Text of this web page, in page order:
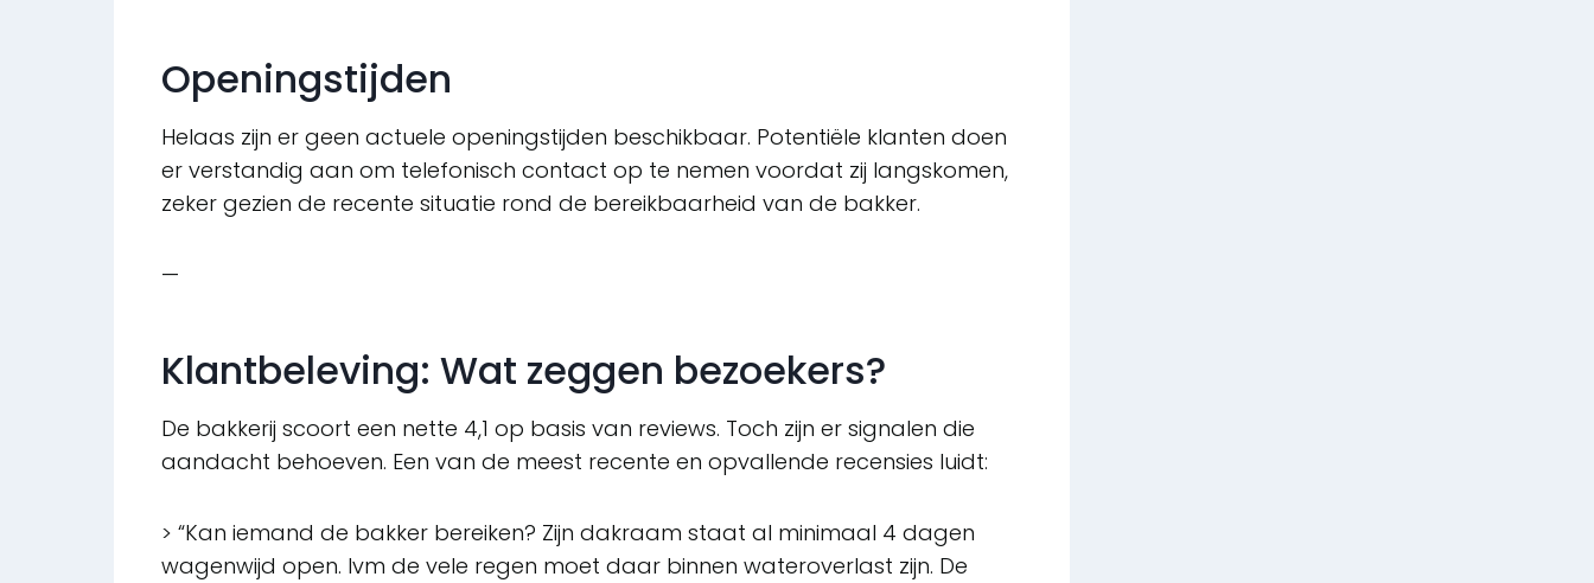
Openingstijden
Helaas zijn er geen actuele openingstijden beschikbaar. Potentiële klanten doen
er verstandig aan om telefonisch contact op te nemen voordat zij langskomen,
zeker gezien de recente situatie rond de bereikbaarheid van de bakker.
—
Klantbeleving: Wat zeggen bezoekers?
De bakkerij scoort een nette 4,1 op basis van reviews. Toch zijn er signalen die
aandacht behoeven. Een van de meest recente en opvallende recensies luidt:
> “Kan iemand de bakker bereiken? Zijn dakraam staat al minimaal 4 dagen
wagenwijd open. Ivm de vele regen moet daar binnen wateroverlast zijn. De